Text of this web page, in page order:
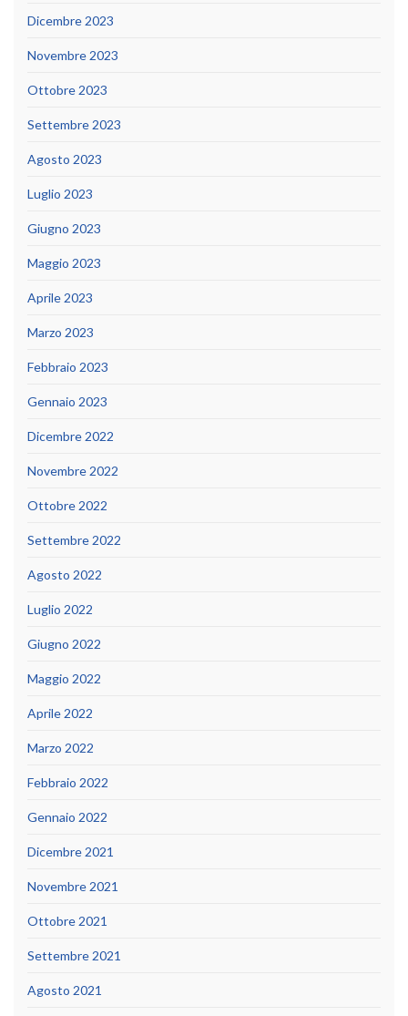
Dicembre 2023
Novembre 2023
Ottobre 2023
Settembre 2023
Agosto 2023
Luglio 2023
Giugno 2023
Maggio 2023
Aprile 2023
Marzo 2023
Febbraio 2023
Gennaio 2023
Dicembre 2022
Novembre 2022
Ottobre 2022
Settembre 2022
Agosto 2022
Luglio 2022
Giugno 2022
Maggio 2022
Aprile 2022
Marzo 2022
Febbraio 2022
Gennaio 2022
Dicembre 2021
Novembre 2021
Ottobre 2021
Settembre 2021
Agosto 2021